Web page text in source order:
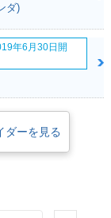
ダ)
年6月30日開
ダーを見る